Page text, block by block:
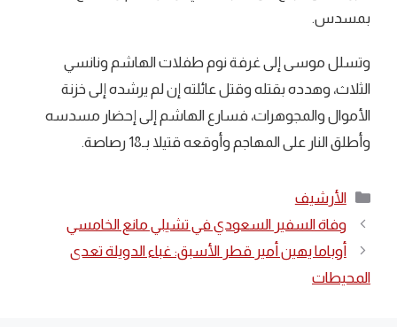
بمسدس.
وتسلل موسى إلى غرفة نوم طفلات الهاشم ونانسي
الثلاث، وهدده بقتله وقتل عائلته إن لم يرشده إلى خزنة
الأموال والمجوهرات، فسارع الهاشم إلى إحضار مسدسه
وأطلق النار على المهاجم وأوقعه قتيلا بـ18 رصاصة.
التصنيفات
الأرشيف
وفاة السفير السعودي في تشيلي مانع الخامسي
أوباما يهين أمير قطر الأسبق: غباء الدويلة تعدى
المحيطات